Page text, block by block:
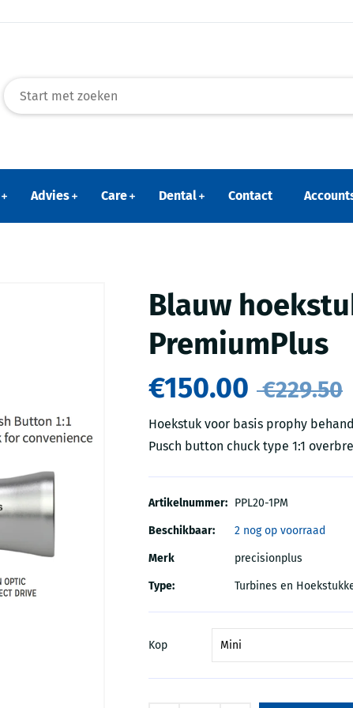
Advies Care Dental Contact
Blauw
PremiumPlus
€150.00 €229.50
Hoekstuk voor basis prophy
Pusch button chuck type 1:1
Artikelnummer: PPL20-1PM
Beschikbaar: 2 nog op voorraad
Merk precisionplus
Type: Turbines en
Kop